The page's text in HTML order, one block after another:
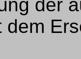
der
dem